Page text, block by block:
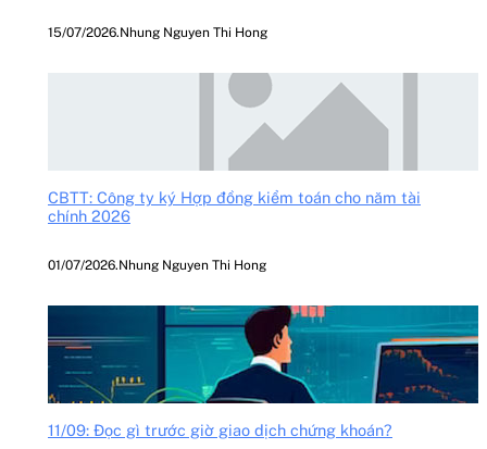
15/07/2026.Nhung Nguyen Thi Hong
CBTT: Công ty ký Hợp đồng kiểm toán cho năm tài
chính 2026
01/07/2026.Nhung Nguyen Thi Hong
11/09: Đọc gì trước giờ giao dịch chứng khoán?